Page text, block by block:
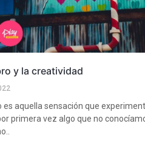
y la creatividad
es aquella sensación que
primera vez algo que no